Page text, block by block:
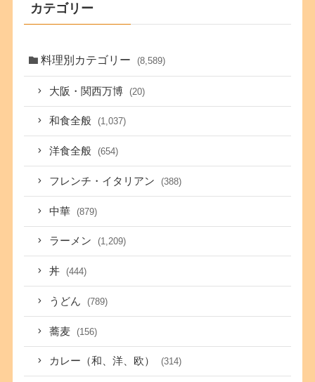
カテゴリー
料理別カテゴリー (8,589)
大阪・関西万博 (20)
和食全般 (1,037)
洋食全般 (654)
フレンチ・イタリアン (388)
中華 (879)
ラーメン (1,209)
丼 (444)
うどん (789)
蕎麦 (156)
カレー（和、洋、欧） (314)